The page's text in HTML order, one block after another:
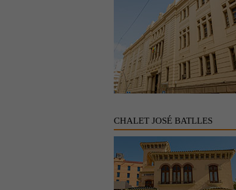
CHALET JOSÉ BATLLES